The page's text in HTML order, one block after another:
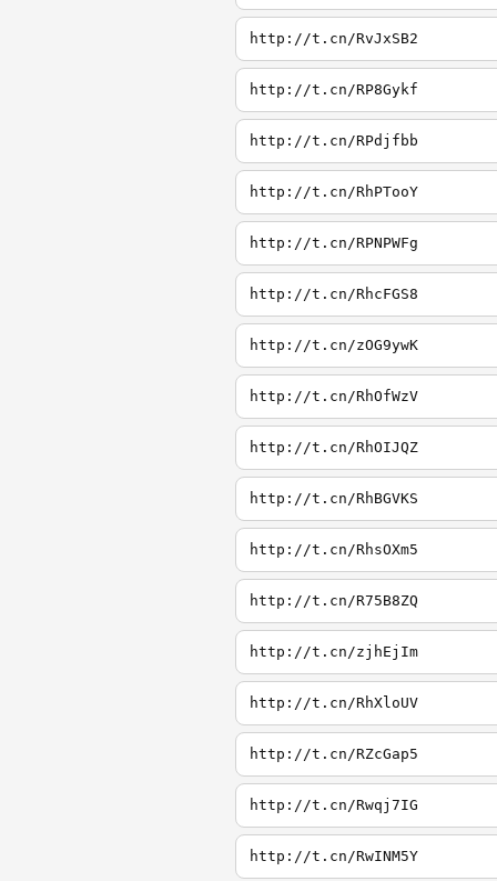
http://t.cn/RvJxSB2
http://t.cn/RP8Gykf
http://t.cn/RPdjfbb
http://t.cn/RhPTooY
http://t.cn/RPNPWFg
http://t.cn/RhcFGS8
http://t.cn/zOG9ywK
http://t.cn/RhOfWzV
http://t.cn/RhOIJQZ
http://t.cn/RhBGVKS
http://t.cn/RhsOXm5
http://t.cn/R75B8ZQ
http://t.cn/zjhEjIm
http://t.cn/RhXloUV
http://t.cn/RZcGap5
http://t.cn/Rwqj7IG
http://t.cn/RwINM5Y